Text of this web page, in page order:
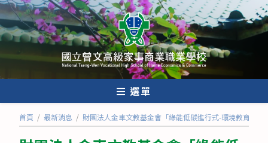
跳
轉
至
內
選單
首頁 / 最新消息 / 財團法人金車文教基金會「綠能低碳進行式-環境教育研習